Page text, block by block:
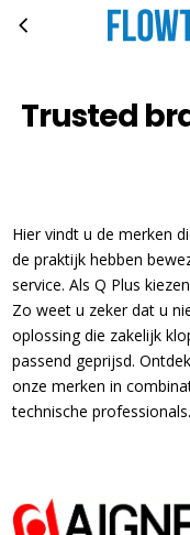
Skip to main content
Trusted
Trusted
Hier vindt u de merken
de praktijk hebben
service. Als Q Plus
Zo weet u zeker dat u
oplossing die zakelijk
passend geprijsd.
onze merken in
technische professionals.